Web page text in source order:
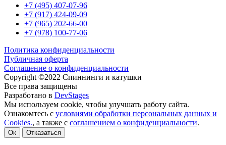
+7 (495) 407-07-96
+7 (917) 424-09-09
+7 (965) 202-66-00
+7 (978) 100-77-06
Политика конфиденциальности
Публичная оферта
Соглашение о конфиденциальности
Copyright ©2022 Спиннинги и катушки
Все права защищены
Разработано в DevStages
Мы используем cookie, чтобы улучшать работу сайта.
Ознакомтесь с условиями обработки персональных данных и
Cookies., а также с соглашением о конфиденциальности.
Ок Отказаться